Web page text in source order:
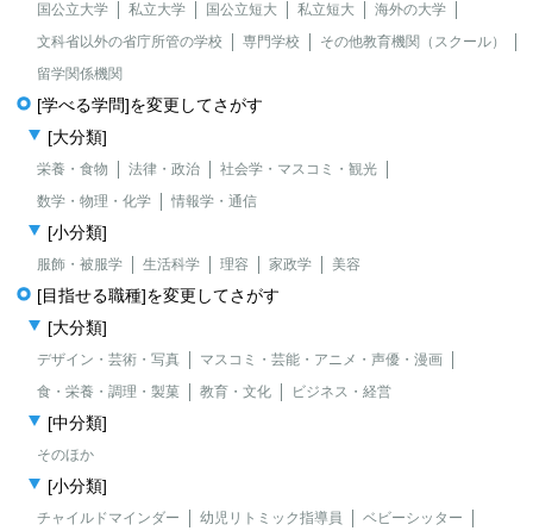
国公立大学 私立大学 国公立短大 私立短大
海外の大学
文科省以外の省庁所管の学校
専門学校
その他教育機関（スクール）
留学関係機関
[学べる学問]を変更してさがす
[大分類]
栄養・食物 法律・政治
社会学・マスコミ・観光
数学・物理・化学
情報学・通信
[小分類]
服飾・被服学 生活科学 理容 家政学 美容
[目指せる職種]を変更してさがす
[大分類]
デザイン・芸術・写真
マスコミ・芸能・アニメ・声優・漫画
食・栄養・調理・製菓
教育・文化 ビジネス・経営
[中分類]
そのほか
[小分類]
チャイルドマインダー 幼児リトミック指導員
ベビーシッター